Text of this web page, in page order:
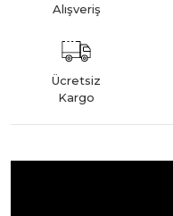
Alışveriş
Ücretsiz
Kargo